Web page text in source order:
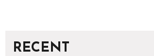
RECENT